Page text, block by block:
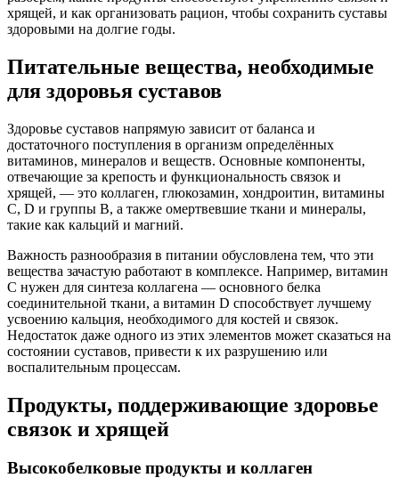
хрящей, и как организовать рацион, чтобы сохранить суставы
здоровыми на долгие годы.
Питательные вещества, необходимые
для здоровья суставов
Здоровье суставов напрямую зависит от баланса и
достаточного поступления в организм определённых
витаминов, минералов и веществ. Основные компоненты,
отвечающие за крепость и функциональность связок и
хрящей, — это коллаген, глюкозамин, хондроитин, витамины
C, D и группы B, а также омертвевшие ткани и минералы,
такие как кальций и магний.
Важность разнообразия в питании обусловлена тем, что эти
вещества зачастую работают в комплексе. Например, витамин
C нужен для синтеза коллагена — основного белка
соединительной ткани, а витамин D способствует лучшему
усвоению кальция, необходимого для костей и связок.
Недостаток даже одного из этих элементов может сказаться на
состоянии суставов, привести к их разрушению или
воспалительным процессам.
Продукты, поддерживающие здоровье
связок и хрящей
Высокобелковые продукты и коллаген